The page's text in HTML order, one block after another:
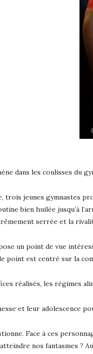
dans les coulisses du
trois jeunes gymnastes
bien huilée jusqu’à
serrée et la
un point de vue
point est centré sur la
réalisés, les régimes
et leur adolescence
Face à ces
nos fantasmes ?